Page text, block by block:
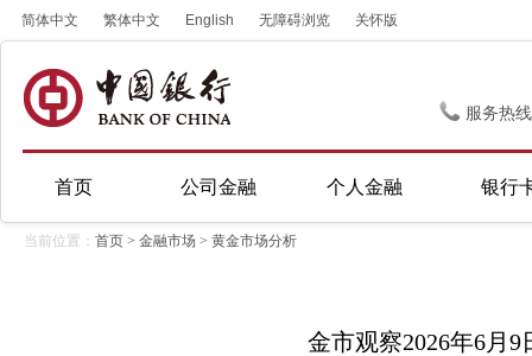
简体中文 繁体中文 English 无障碍浏览 关怀版
服务热
首页 公司金融 个人金融 银行
当前位置： 首页 > 金融市场 > 黄金市场分析
金市观察2026年6月9